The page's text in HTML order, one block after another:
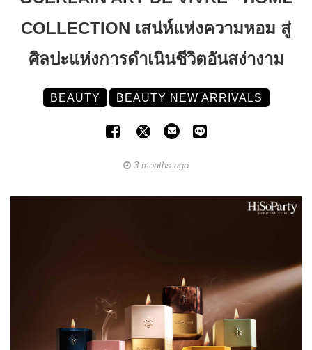
COLLECTION เสน่ห์แห่งความหอม สู่
ศิลปะแห่งการดำเนินชีวิตอันสง่างาม
BEAUTY BEAUTY NEW ARRIVALS
3 months ago